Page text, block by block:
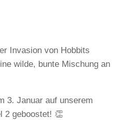
Invasion von Hobbits
wilde, bunte Mischung an
3. Januar auf unserem
2 geboostet! 👏